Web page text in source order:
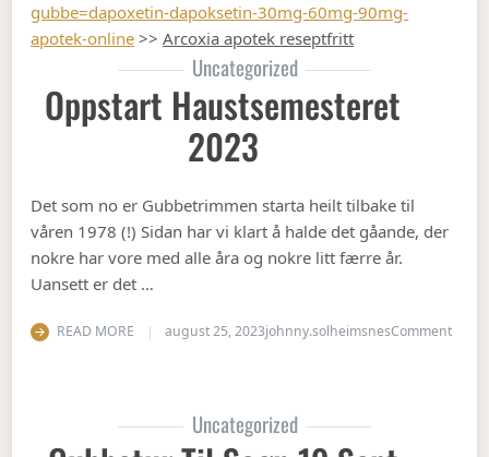
gubbe=dapoxetin-dapoksetin-30mg-60mg-90mg-
apotek-online >>Arcoxia apotek reseptfritt
Uncategorized
Oppstart Haustsemesteret
2023
Det som no er Gubbetrimmen starta heilt tilbake til
våren 1978 (!) Sidan har vi klart å halde det gåande, der
nokre har vore med alle åra og nokre litt færre år.
Uansett er det …
READ MORE august 25, 2023johnny.solheimsnesCommenton
Uncategorized